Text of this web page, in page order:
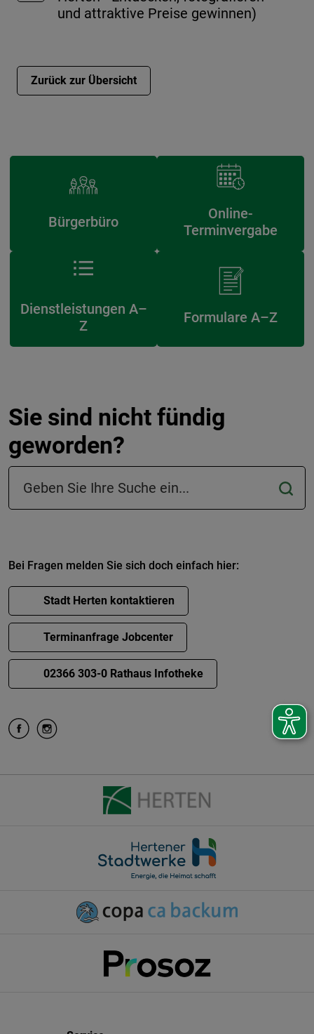
und attraktive Preise gewinnen)
Zurück zur Übersicht
Bürgerbüro
Online-
Terminvergabe
Dienstleistungen A–
Z
Formulare A–Z
Sie sind nicht fündig
geworden?
Suchfeld in der Fußzeile
Bei Fragen melden Sie sich doch einfach hier:
Stadt Herten kontaktieren
Terminanfrage Jobcenter
02366 303-0 Rathaus Infotheke